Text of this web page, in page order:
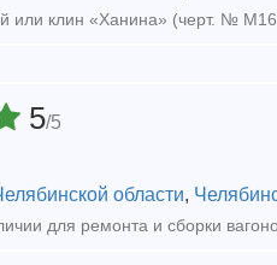
5/5
области,